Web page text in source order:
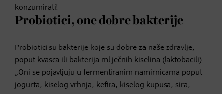
konzumirati!
Probiotici, one dobre bakterije
Probiotici su bakterije koje su dobre za naše zdravlje,
poput kvasca ili bakterija mliječnih kiselina (laktobacili).
„Oni se pojavljuju u fermentiranim namirnicama poput
jogurta, kiselog vrhnja, kefira, kiselog kupusa, sira,